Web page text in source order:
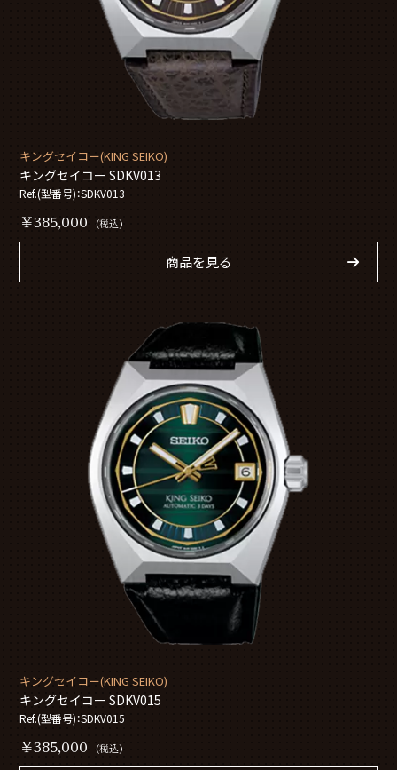
キングセイコー(KING SEIKO)
キングセイコー SDKV013
Ref.(型番号)：SDKV013
￥385,000 (税込)
商品を見る
キングセイコー(KING SEIKO)
キングセイコー SDKV015
Ref.(型番号)：SDKV015
￥385,000 (税込)